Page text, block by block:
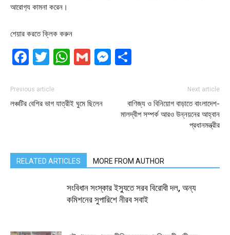
আরোগ‍্য কামনা করেন।
শেয়ার করতে ক্লিক করুন
Facebook
Twitter
WhatsApp
GmailMessenger
Previous article
লঞ্চটির বেশির ভাগ যাত্রীই ঘুমে ছিলেন
Next article
বাণিজ্য ও বিনিয়োগ বাড়াতে বাংলাদেশ-
মালদ্বীপ সম্পর্ক আরও উন্নয়নের আহ্বান
প্রধানমন্ত্রীর
RELATED ARTICLES MORE FROM AUTHOR
সংবিধান সংস্কার ইস্যুতে সরব বিরোধী দল, অন্য
কমিশনের সুপারিশে নীরব সবাই